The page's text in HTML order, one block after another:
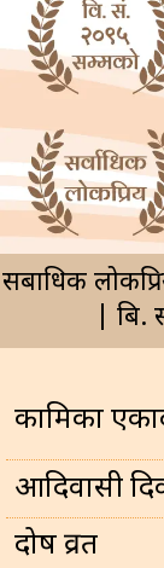
सर्बाधिक
| बि.
कामिका
आदिवासी
प्रदोष व्रत